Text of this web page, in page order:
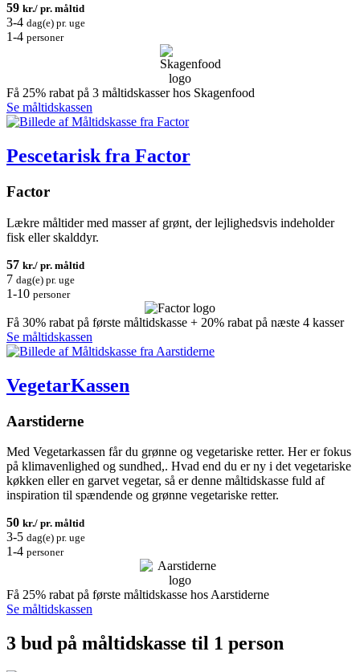
59 kr./ pr. måltid
3-4 dag(e) pr. uge
1-4 personer
Få 25% rabat på 3 måltidskasser hos Skagenfood
Se måltidskassen
Pescetarisk fra Factor
Factor
Lækre måltider med masser af grønt, der lejlighedsvis indeholder
fisk eller skalddyr.
57 kr./ pr. måltid
7 dag(e) pr. uge
1-10 personer
Få 30% rabat på første måltidskasse + 20% rabat på næste 4 kasser
Se måltidskassen
VegetarKassen
Aarstiderne
Med Vegetarkassen får du grønne og vegetariske retter. Her er fokus
på klimavenlighed og sundhed,. Hvad end du er ny i det vegetariske
køkken eller en garvet vegetar, så er denne måltidskasse fuld af
inspiration til spændende og grønne vegetariske retter.
50 kr./ pr. måltid
3-5 dag(e) pr. uge
1-4 personer
Få 25% rabat på første måltidskasse hos Aarstiderne
Se måltidskassen
3 bud på måltidskasse til 1 person